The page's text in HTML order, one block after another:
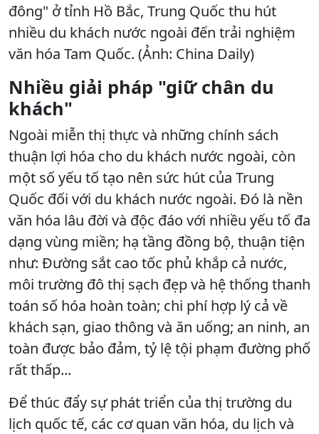
đông" ở tỉnh Hồ Bắc, Trung Quốc thu hút
nhiều du khách nước ngoài đến trải nghiệm
văn hóa Tam Quốc . (Ảnh: China Daily)
Nhiều giải pháp "giữ chân du
khách"
Ngoài miễn thị thực và những chính sách
thuận lợi hóa cho du khách nước ngoài, còn
một số yếu tố tạo nên sức hút của Trung
Quốc đối với du khách nước ngoài. Đó là nền
văn hóa lâu đời và độc đáo với nhiều yếu tố đa
dạng vùng miền; hạ tầng đồng bộ, thuận tiện
như: Đường sắt cao tốc phủ khắp cả nước,
môi trường đô thị sạch đẹp và hệ thống thanh
toán số hóa hoàn toàn; chi phí hợp lý cả về
khách sạn, giao thông và ăn uống; an ninh, an
toàn được bảo đảm, tỷ lệ tội phạm đường phố
rất thấp...
Để thúc đẩy sự phát triển của thị trường du
lịch quốc tế, các cơ quan văn hóa, du lịch và